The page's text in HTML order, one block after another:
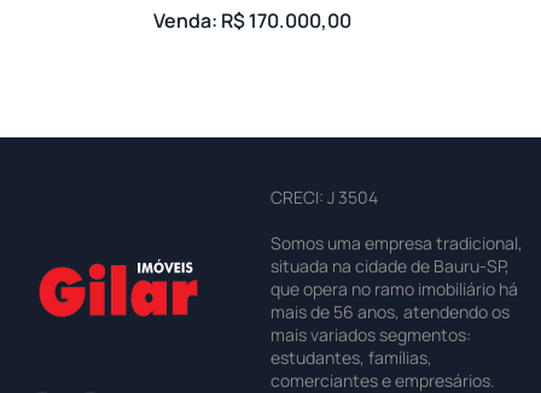
Venda: R$ 170.000,00
CRECI: J 3504
Somos uma empresa tradicional,
situada na cidade de Bauru-SP,
que opera no ramo imobiliário há
mais de 56 anos, atendendo os
mais variados segmentos:
estudantes, famílias,
comerciantes e empresários.